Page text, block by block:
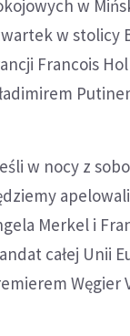
w
w stolicy
Francois
w nocy z
Merkel i
całej Unii
Węgier